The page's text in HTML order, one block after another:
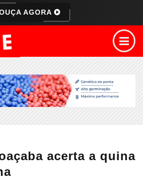
AGORA
acerta a quina